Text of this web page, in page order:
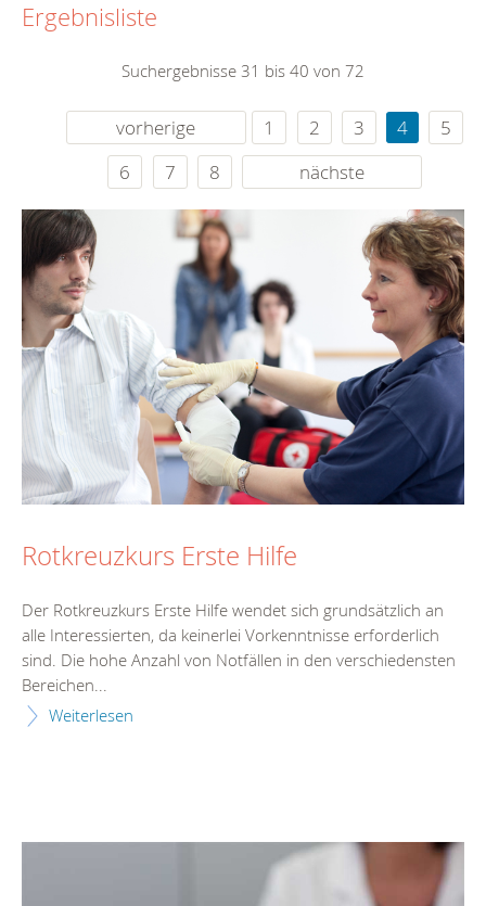
Ergebnisliste
Suchergebnisse 31 bis 40 von 72
vorherige 1 2 3 4
5
6
7 8 nächste
Rotkreuzkurs Erste Hilfe
Der Rotkreuzkurs Erste Hilfe wendet sich grundsätzlich an
alle Interessierten, da keinerlei Vorkenntnisse erforderlich
sind. Die hohe Anzahl von Notfällen in den verschiedensten
Bereichen...
Weiterlesen